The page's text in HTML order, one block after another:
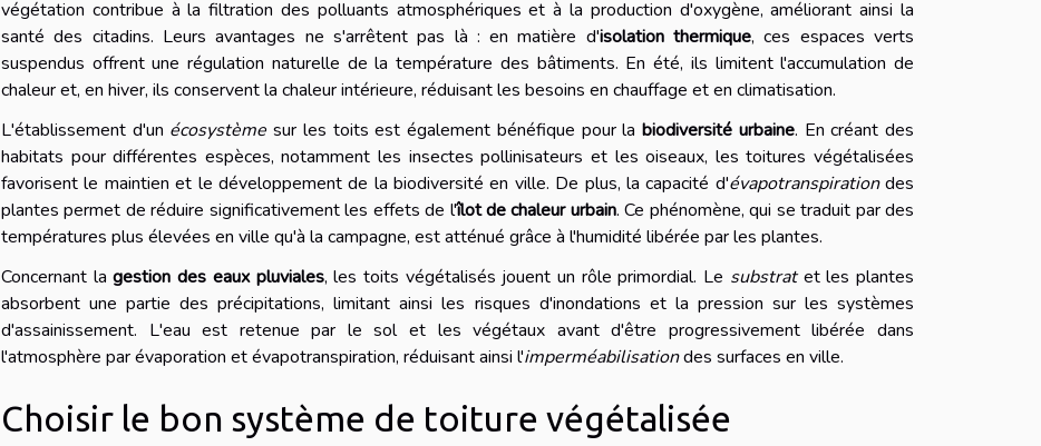
végétation contribue à la filtration des polluants atmosphériques et à la production d'oxygène, améliorant ainsi la
santé des citadins. Leurs avantages ne s'arrêtent pas là : en matière d'isolation thermique, ces espaces verts
suspendus offrent une régulation naturelle de la température des bâtiments. En été, ils limitent l'accumulation de
chaleur et, en hiver, ils conservent la chaleur intérieure, réduisant les besoins en chauffage et en climatisation.
L'établissement d'un écosystème sur les toits est également bénéfique pour labiodiversité urbaine. En créant des
habitats pour différentes espèces, notamment les insectes pollinisateurs et les oiseaux, les toitures végétalisées
favorisent le maintien et le développement de la biodiversité en ville. De plus, la capacité d'évapotranspirationdes
plantes permet de réduire significativement les effets de l'îlot de chaleur urbain. Ce phénomène, qui se traduit par des
températures plus élevées en ville qu'à la campagne, est atténué grâce à l'humidité libérée par les plantes.
Concernant lagestion des eaux pluviales, les toits végétalisés jouent un rôle primordial. Le substratet les plantes
absorbent une partie des précipitations, limitant ainsi les risques d'inondations et la pression sur les systèmes
d'assainissement. L'eau est retenue par le sol et les végétaux avant d'être progressivement libérée dans
l'atmosphère par évaporation et évapotranspiration, réduisant ainsi l'imperméabilisationdes surfaces en ville.
Choisir le bon système de toiture végétalisée